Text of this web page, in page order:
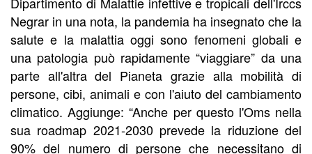
Negrar in una nota, la pandemia ha insegnato che la
salute e la malattia oggi sono fenomeni globali e
una patologia può rapidamente “viaggiare” da una
parte all'altra del Pianeta grazie alla mobilità di
persone, cibi, animali e con l'aiuto del cambiamento
climatico. Aggiunge: “Anche per questo l'Oms nella
sua roadmap 2021-2030 prevede la riduzione del
90% del numero di persone che necessitano di